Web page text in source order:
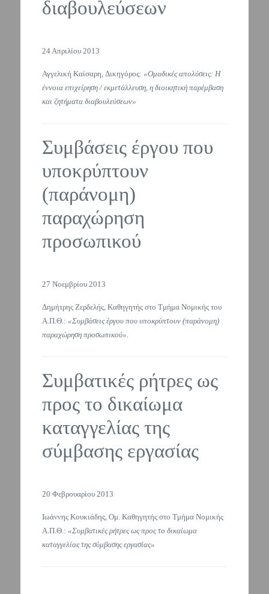
διαβουλεύσεων
24 Απριλίου 2013
Αγγελική Καίσαρη, Δικηγόρος: «Ομαδικές απολύσεις: Η
έννοια επιχείρηση / εκμετάλλευση, η διοικητική παρέμβαση
και ζητήματα διαβουλεύσεων»
Συμβάσεις έργου που
υποκρύπτουν
(παράνομη)
παραχώρηση
προσωπικού
27 Νοεμβρίου 2013
Δημήτρης Ζερδελής, Καθηγητής στο Τμήμα Νομικής του
Α.Π.Θ.: «Συμβάσεις έργου που υποκρύπτουν (παράνομη)
παραχώρηση προσωπικού».
Συμβατικές ρήτρες ως
προς το δικαίωμα
καταγγελίας της
σύμβασης εργασίας
20 Φεβρουαρίου 2013
Ιωάννης Κουκιάδης, Ομ. Καθηγητής στο Τμήμα Νομικής
Α.Π.Θ.: «Συμβατικές ρήτρες ως προς το δικαίωμα
καταγγελίας της σύμβασης εργασίας»